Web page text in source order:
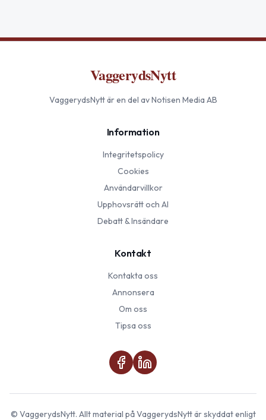
VaggerydsNytt
VaggerydsNyttär en del av Notisen Media AB
Information
Integritetspolicy
Cookies
Användarvillkor
Upphovsrätt och AI
Debatt & Insändare
Kontakt
Kontakta oss
Annonsera
Om oss
Tipsa oss
© VaggerydsNytt. Allt material påVaggerydsNyttär skyddat enligt